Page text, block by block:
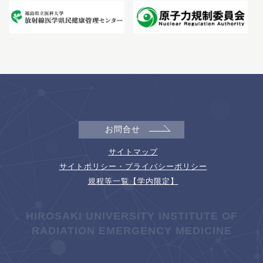
お問合せ
サイトマップ
サイトポリシー・プライバシーポリシー
規程等一覧【学内限定】
HIROSAKI UNIVERSITY INSTITUTE OF
RADIATION EMERGENCY MEDICINE